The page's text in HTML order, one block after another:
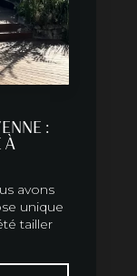
:
À
avons
unique
tailler